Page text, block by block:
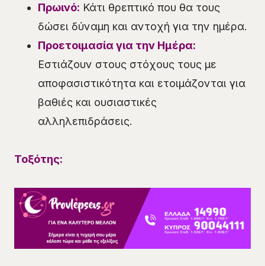
Πρωινό: Κάτι θρεπτικό που θα τους
δώσει δύναμη και αντοχή για την ημέρα.
Προετοιμασία για την Ημέρα:
Εστιάζουν στους στόχους τους με
αποφασιστικότητα και ετοιμάζονται για
βαθιές και ουσιαστικές
αλληλεπιδράσεις.
Τοξότης: